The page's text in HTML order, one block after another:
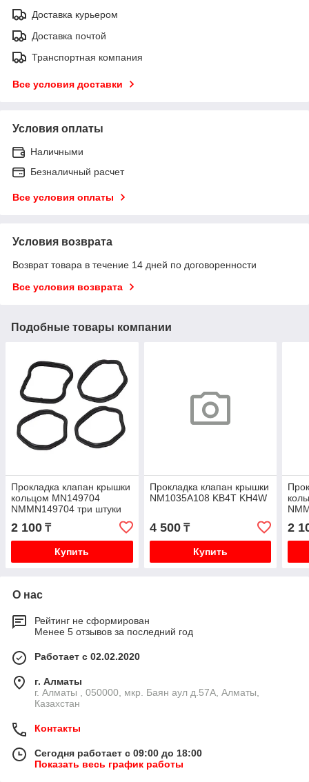
Доставка курьером
Доставка почтой
Транспортная компания
Все условия доставки
Условия оплаты
Наличными
Безналичный расчет
Все условия оплаты
Условия возврата
Возврат товара в течение 14 дней по договоренности
Все условия возврата
Подобные товары компании
Прокладка клапан крышки
кольцом MN149704
NMMN149704 три штуки
на двигатель KB4T KH4W
2 100 ₸
Купить
Прокладка клапан крышки
NM1035A108 KB4T KH4W
4 500₸
Купить
2
О нас
Рейтинг не сформирован
Менее 5 отзывов за последний год
Работает с 02.02.2020
г. Алматы
г. Алматы , 050000, мкр. Баян аул д.57А, Алматы,
Казахстан
Контакты
Сегодня работает с 09:00 до 18:00
Показать весь график работы